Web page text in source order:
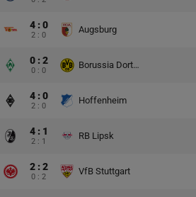
4 : 0
2 : 0
Augsburg
0 : 2
0 : 0
Borussia Dortmund
4 : 0
2 : 0
Hoffenheim
4 : 1
2 : 1
RB Lipsk
2 : 2
0 : 2
VfB Stuttgart